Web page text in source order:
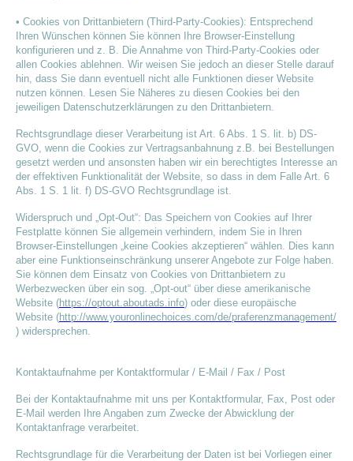
• Cookies von Drittanbietern (Third-Party-Cookies): Entsprechend
Ihren Wünschen können Sie können Ihre Browser-Einstellung
konfigurieren und z. B. Die Annahme von Third-Party-Cookies oder
allen Cookies ablehnen. Wir weisen Sie jedoch an dieser Stelle darauf
hin, dass Sie dann eventuell nicht alle Funktionen dieser Website
nutzen können. Lesen Sie Näheres zu diesen Cookies bei den
jeweiligen Datenschutzerklärungen zu den Drittanbietern.
Rechtsgrundlage dieser Verarbeitung ist Art. 6 Abs. 1 S. lit. b) DS-
GVO, wenn die Cookies zur Vertragsanbahnung z.B. bei Bestellungen
gesetzt werden und ansonsten haben wir ein berechtigtes Interesse an
der effektiven Funktionalität der Website, so dass in dem Falle Art. 6
Abs. 1 S. 1 lit. f) DS-GVO Rechtsgrundlage ist.
Widerspruch und „Opt-Out“: Das Speichern von Cookies auf Ihrer
Festplatte können Sie allgemein verhindern, indem Sie in Ihren
Browser-Einstellungen „keine Cookies akzeptieren“ wählen. Dies kann
aber eine Funktionseinschränkung unserer Angebote zur Folge haben.
Sie können dem Einsatz von Cookies von Drittanbietern zu
Werbezwecken über ein sog. „Opt-out“ über diese amerikanische
Website (https://optout.aboutads.info) oder diese europäische
Website (http://www.youronlinechoices.com/de/praferenzmanagement/
) widersprechen.
Kontaktaufnahme per Kontaktformular / E-Mail / Fax / Post
Bei der Kontaktaufnahme mit uns per Kontaktformular, Fax, Post oder
E-Mail werden Ihre Angaben zum Zwecke der Abwicklung der
Kontaktanfrage verarbeitet.
Rechtsgrundlage für die Verarbeitung der Daten ist bei Vorliegen einer